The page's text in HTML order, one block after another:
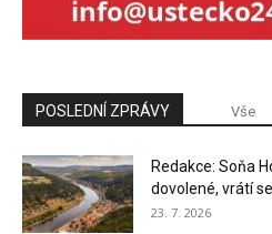
POSLEDNÍ ZPRÁVY Vše
Redakce: Soňa
dovolené, vrátí
23. 7. 2026